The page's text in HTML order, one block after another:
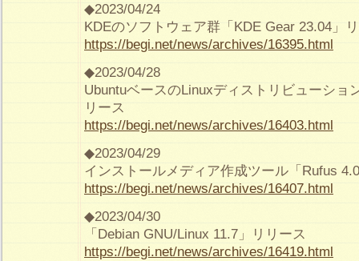
◆2023/04/24
KDEのソフトウェア群「KDE Gear 23.04」
https://begi.net/news/archives/16395.html
◆2023/04/28
UbuntuベースのLinuxディストリビューショ
リース
https://begi.net/news/archives/16403.html
◆2023/04/29
インストールメディア作成ツール「Rufus
https://begi.net/news/archives/16407.html
◆2023/04/30
「Debian GNU/Linux 11.7」リリース
https://begi.net/news/archives/16419.html